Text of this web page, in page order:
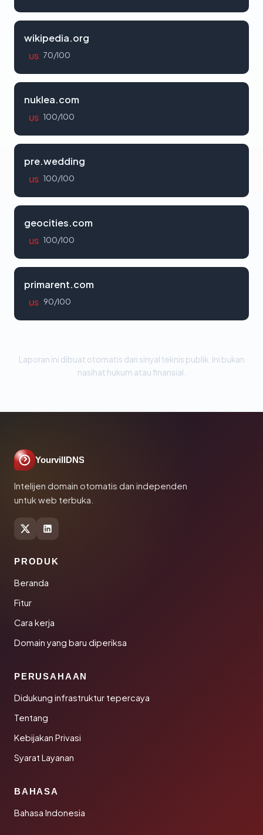
wikipedia.org
US 70/100
nuklea.com
US 100/100
pre.wedding
US 100/100
geocities.com
US 100/100
primarent.com
US 90/100
Laporan ini dibuat otomatis dari sinyal teknis publik. Ini bukan
nasihat hukum atau finansial.
YourvillDNS
Intelijen domain otomatis dan independen
untuk web terbuka.
PRODUK
Beranda
Fitur
Cara kerja
Domain yang baru diperiksa
PERUSAHAAN
Didukung infrastruktur tepercaya
Tentang
Kebijakan Privasi
Syarat Layanan
BAHASA
Bahasa Indonesia